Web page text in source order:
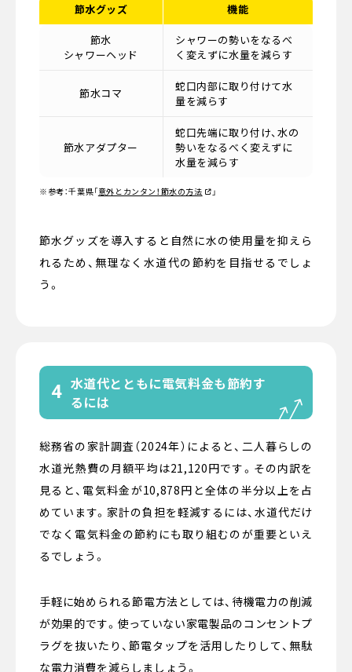
節水グッズ 機能
節水
シャワーヘッド
シャワーの勢いをなるべ
く変えずに水量を減らす
節水コマ
蛇口内部に取り付けて水
量を減らす
節水アダプター
蛇口先端に取り付け、水の
勢いをなるべく変えずに
水量を減らす
※参考：千葉県「意外とカンタン！節水の方法 」
節水グッズを導入すると自然に水の使用量を抑えら
れるため、無理なく水道代の節約を目指せるでしょ
う。
4 水道代とともに電気料金も節約す
るには
総務省の家計調査（2024年）によると、二人暮らしの
水道光熱費の月額平均は21,120円です。その内訳を
見ると、電気料金が10,878円と全体の半分以上を占
めています。家計の負担を軽減するには、水道代だけ
でなく電気料金の節約にも取り組むのが重要といえ
るでしょう。
手軽に始められる節電方法としては、待機電力の削減
が効果的です。使っていない家電製品のコンセントプ
ラグを抜いたり、節電タップを活用したりして、無駄
な電力消費を減らしましょう。